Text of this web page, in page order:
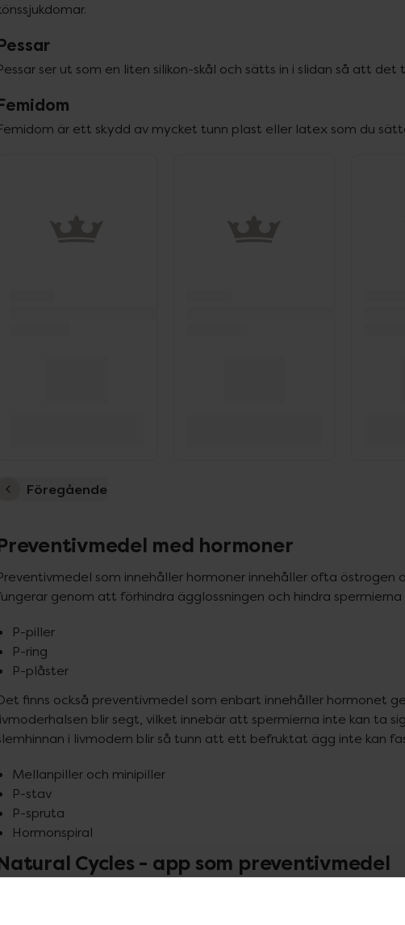
ser ut som en liten silikon-skål och sätts in i slidan så att
är ett skydd av mycket tunn plast eller latex som du
Föregående
med hormoner
som innehåller hormoner innehåller ofta östrogen
genom att förhindra ägglossningen och hindra
P-piller
P-ring
P-plåster
finns också preventivmedel som enbart innehåller hormonet
blir segt, vilket innebär att spermierna inte kan ta
i livmodern blir så tunn att ett befruktat ägg inte kan
Mellanpiller och minipiller
P-stav
P-spruta
Hormonspiral
Cycles - app som preventivmedel
cycles är ett modernt preventivmedel som genom en
med hjälp av en basaltermometer och